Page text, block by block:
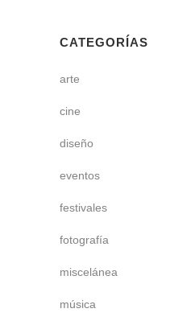
CATEGORÍAS
arte
cine
diseño
eventos
festivales
fotografía
miscelánea
música